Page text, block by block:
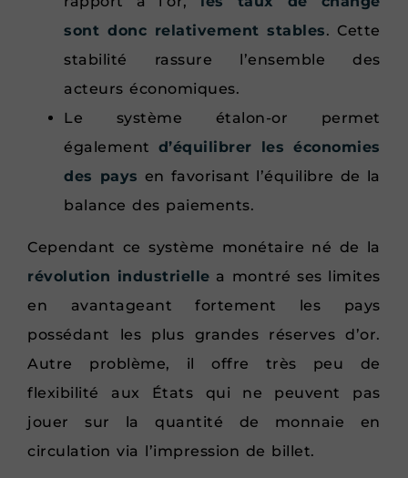
sont donc relativement stables. Cette
stabilité rassure l’ensemble des
acteurs économiques.
Le système étalon-or permet
également d’équilibrer les économies
des pays en favorisant l’équilibre de la
balance des paiements.
Cependant ce système monétaire né de la
révolution industrielle a montré ses limites
en avantageant fortement les pays
possédant les plus grandes réserves d’or.
Autre problème, il offre très peu de
flexibilité aux États qui ne peuvent pas
jouer sur la quantité de monnaie en
circulation via l’impression de billet.